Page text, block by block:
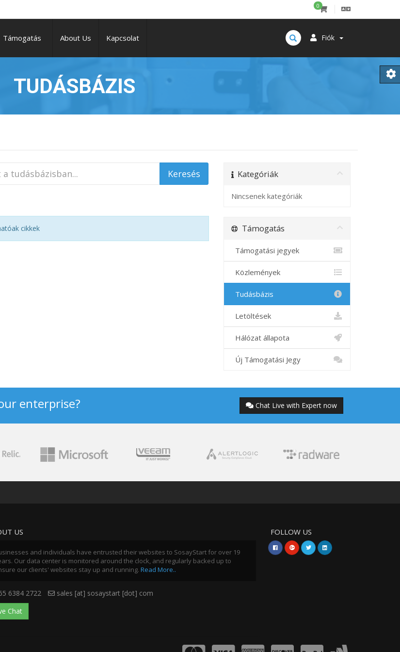
0
Fiók
Támogatás About Us Kapcsolat
TUDÁSBÁZIS
Kategóriák
Nincsenek kategóriák
cikkek Támogatás
Támogatási jegyek
Közlemények
Tudásbázis
Letöltések
Hálózat állapota
Új Támogatási Jegy
enterprise? Chat Live with Expert now
US
and individuals have entrusted their websites to SosayStart for over 19
Our data center is monitored around the clock, and regularly backed up to
our clients' websites stay up and running. Read More..
6384 2722
sales [at] sosaystart [dot] com
Chat
FOLLOW US